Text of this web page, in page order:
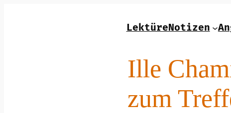
LektüreNotizen
Ille
zum